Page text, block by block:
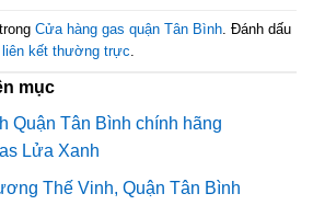
Cửa hàng gas quận Tân Bình . Đánh dấu
liên kết thường trực
mục
Quận Tân Bình chính hãng
Lửa Xanh
Thế Vinh, Quận Tân Bình